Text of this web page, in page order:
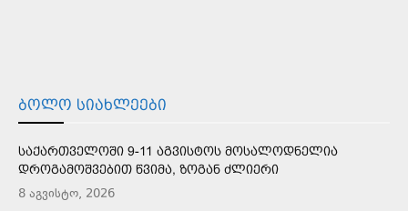
ᲑᲝᲚᲝ ᲡᲘᲐᲮᲚᲔᲔᲑᲘ
ᲡᲐᲥᲐᲠᲗᲕᲔᲚᲝᲨᲘ 9-11 ᲐᲒᲕᲘᲡᲢᲝᲡ ᲛᲝᲡᲐᲚᲝᲓᲜᲔᲚᲘᲐ
ᲓᲠᲝᲒᲐᲛᲝᲨᲕᲔᲑᲘᲗ ᲬᲕᲘᲛᲐ, ᲖᲝᲒᲐᲜ ᲫᲚᲘᲔᲠᲘ
8 აგვისტო, 2026